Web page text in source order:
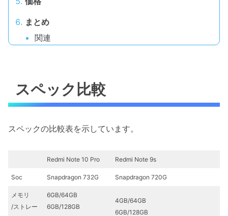
まとめ
関連
スペック比較
スペックの比較表を示しています。
Redmi Note 10 Pro Redmi Note 9s
Soc Snapdragon 732G Snapdragon 720G
メモリ
/ストレー
6GB/64GB
6GB/128GB
4GB/64GB
6GB/128GB